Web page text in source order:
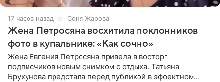
17 часов назад Соня Жарова
Жена Петросяна восхитила поклонников
фото в купальнике: «Как сочно»
Жена Евгения Петросяна привела в восторг
подписчиков новым снимком с отдыха. Татьяна
Брухунова предстала перед публикой в эффектном